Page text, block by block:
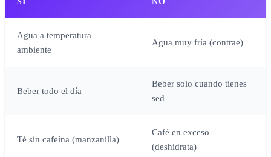
Agua a temperatura
ambiente
Agua muy fría (contrae)
Beber todo el día
Beber solo cuando tienes
sed
Té sin cafeína (manzanilla)
Café en exceso
(deshidrata)